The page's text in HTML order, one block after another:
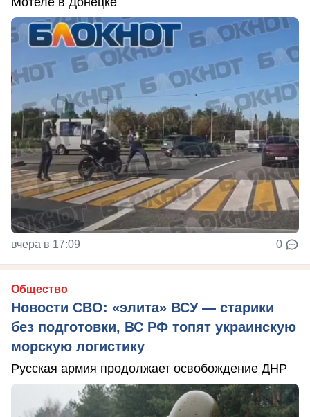
вчера в 17:09 0
Общество
Новости СВО: «элита» ВСУ — старики
без подготовки, ВС РФ топят украинскую
морскую логистику
Русская армия продолжает освобождение ДНР